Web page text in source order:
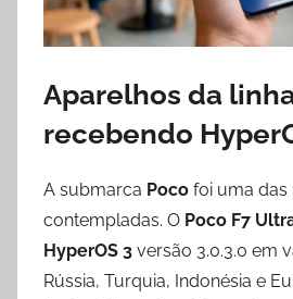
Aparelhos da
recebendo
A submarca Poco foi uma das
contempladas. O Poco F7
HyperOS 3 versão 3.0.3.0 em
Rússia, Turquia, Indonésia e